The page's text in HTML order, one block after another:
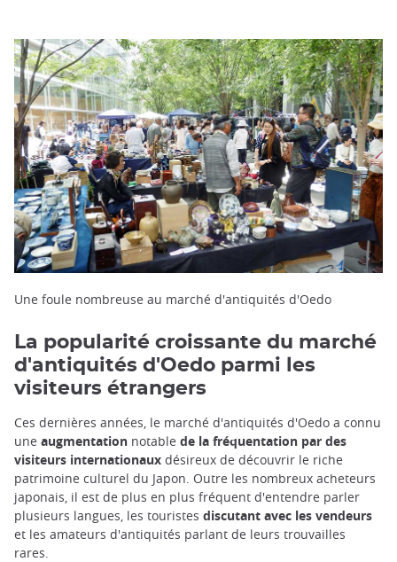
Une foule nombreuse au marché d'antiquités d'Oedo
La popularité croissante du marché
d'antiquités d'Oedo parmi les
visiteurs étrangers
Ces dernières années, le marché d'antiquités d'Oedo a connu
une augmentation notable de la fréquentation par des
visiteurs internationaux désireux de découvrir le riche
patrimoine culturel du Japon. Outre les nombreux acheteurs
japonais, il est de plus en plus fréquent d'entendre parler
plusieurs langues, les touristes discutant avec les vendeurs
et les amateurs d'antiquités parlant de leurs trouvailles
rares.